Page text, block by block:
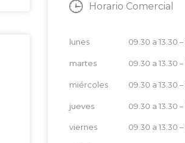
Horario Comercial
lunes 09.30 a 13.30 –
martes 09.30 a 13.30 –
miércoles 09.30 a 13.30 –
jueves 09.30 a 13.30 –
viernes 09.30 a 13.30 –